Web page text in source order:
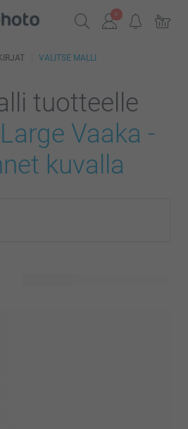
VALITSE MALLI
tuotteelle
Vaaka -
kuvalla